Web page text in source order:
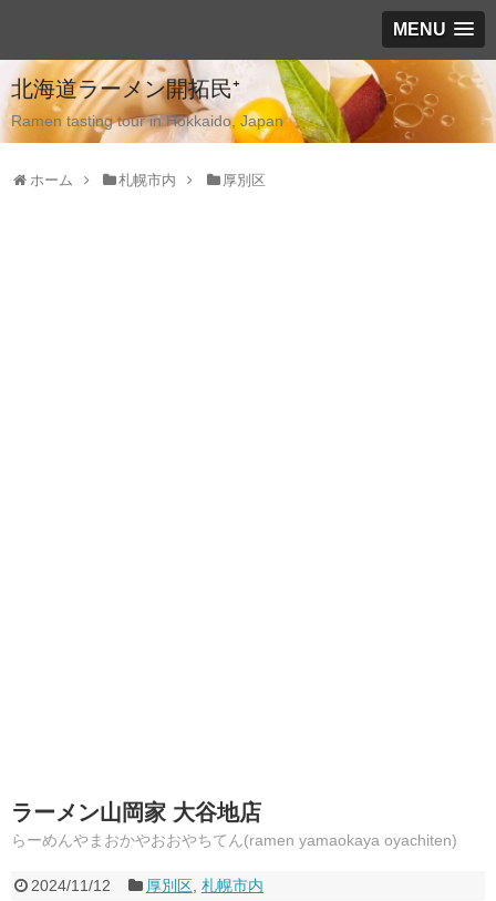
MENU
北海道ラーメン開拓民⁺
Ramen tasting tour in Hokkaido, Japan
ホーム 札幌市内 厚別区
ラーメン山岡家 大谷地店
らーめんやまおかやおおやちてん(ramen yamaokaya oyachiten)
2024/11/12 厚別区, 札幌市内